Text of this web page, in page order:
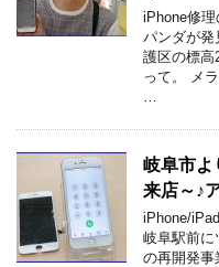
iPhone修
パンダが発
護区の標高
って。 メ
岐阜市よ
来店～♪
iPhone/
岐阜駅前に
の再開発事